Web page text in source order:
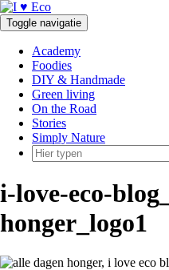
Doorgaan
naar
inhoud
Toggle navigatie
Academy
Foodies
DIY & Handmade
Green living
On the Road
Stories
Simply Nature
i-love-eco-
honger_logo1